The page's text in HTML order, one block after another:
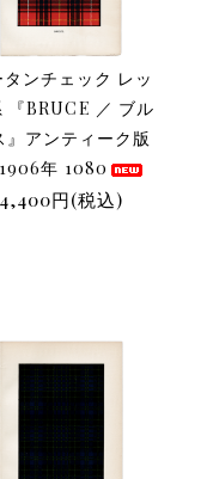
タンチェック レッ
『BRUCE ／ ブル
』アンティーク版
年 1080
4,400円(税込)